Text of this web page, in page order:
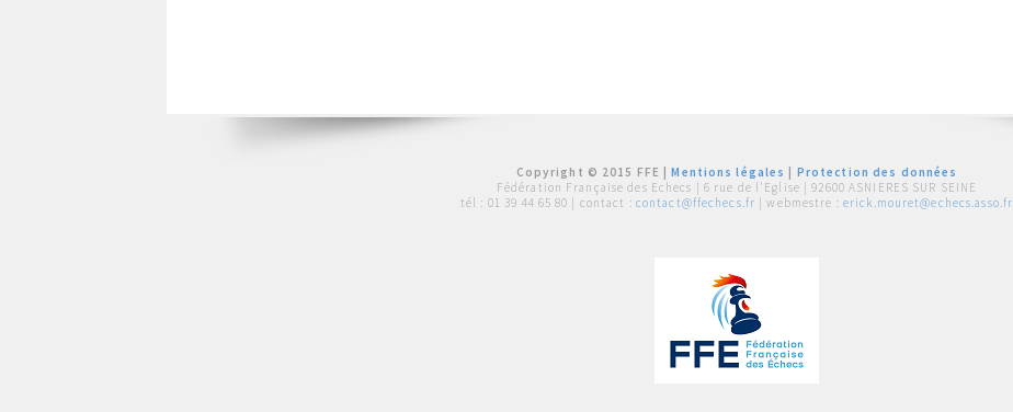
Copyright © 2015 FFE |Mentions légales
Protection des données
Fédération Française des Echecs | 6 rue de l'Eglise | 92600 ASNIERES SUR SEINE
tél : 01 39 44 65 80 | contact : contact@ffechecs.fr | webmestre : erick.mouret@echecs.asso.fr